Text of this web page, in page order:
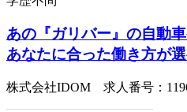
あの『ガリバー』の自動
あなたに合った働き方が
株式会社IDOM 求人番号：